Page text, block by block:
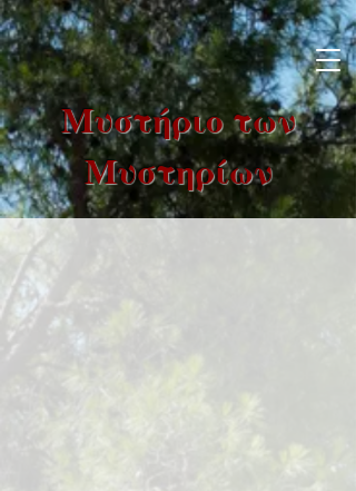
Μυστήριο των
Μυστηρίων